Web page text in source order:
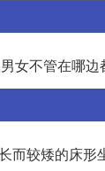
女不管在哪
而较矮的床